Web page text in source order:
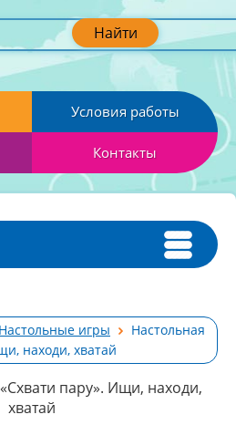
Найти
Условия работы
Контакты
Настольные игры
Настольная
находи, хватай